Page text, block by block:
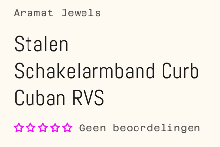
Aramat Jewels
Stalen
Schakelarmband Curb
Cuban RVS
Geen beoordelingen